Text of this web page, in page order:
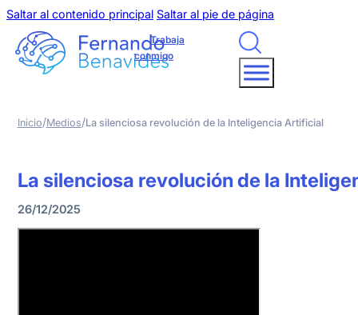
Saltar al contenido principal Saltar al pie de página
Trabaja
conmigo
Inicio/Medios/La silenciosa revolución de la Inteligencia Artificial
La silenciosa revolución de la
26/12/2025